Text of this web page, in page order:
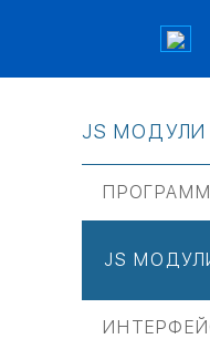
JS МОДУЛИ
JS